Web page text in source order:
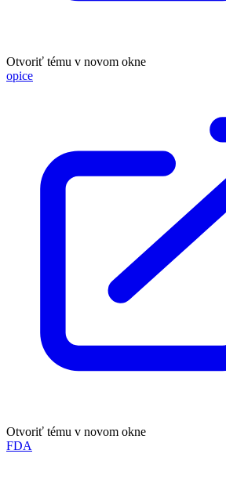
Otvoriť tému v novom okne
opice
Otvoriť tému v novom okne
FDA